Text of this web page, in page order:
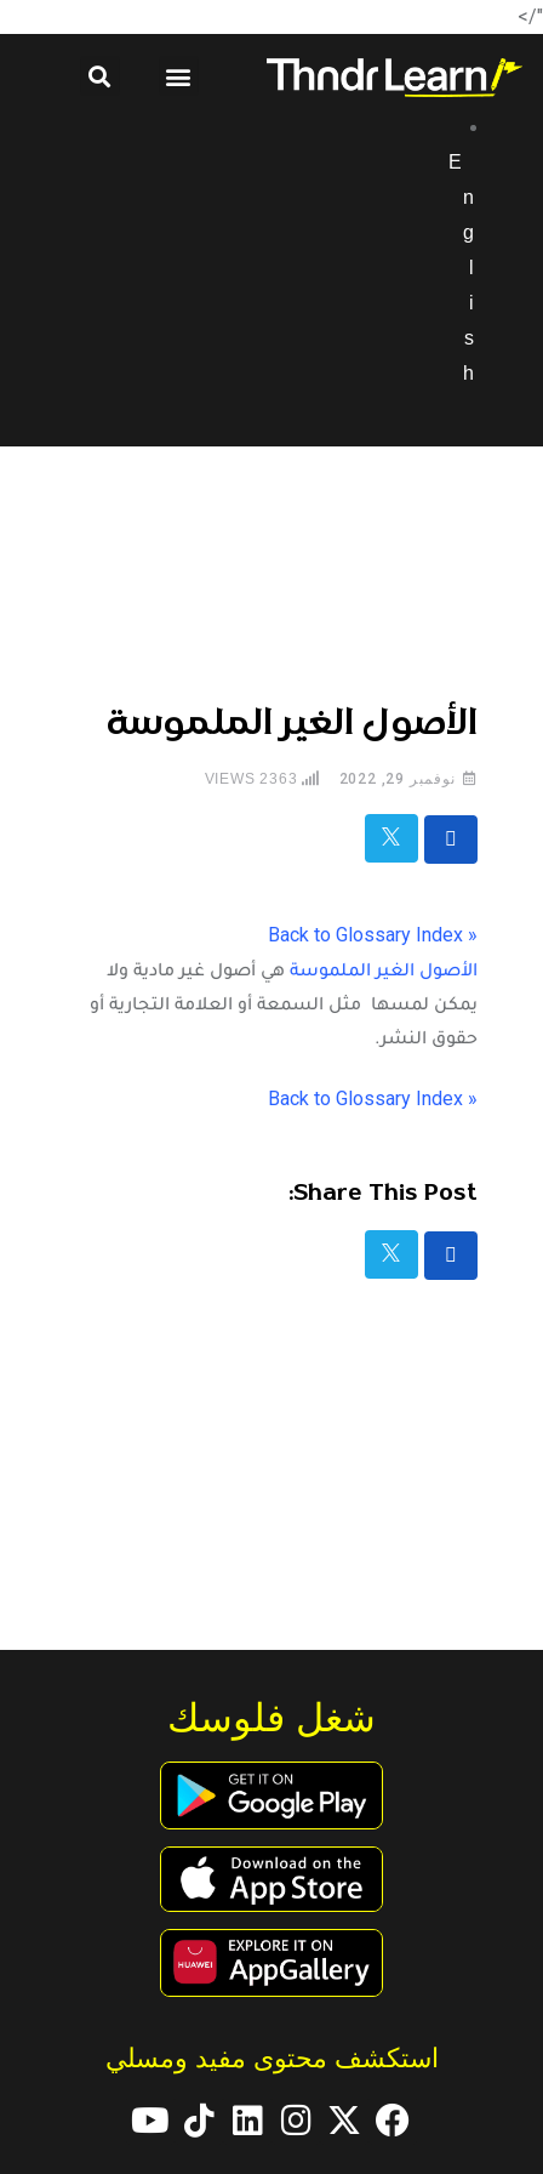
"/>
E
n
g
i
s
h
الأصول الغير الملموسة
نوفمبر 29, 2022 2363
VIEWS
« Back to Glossary Index
الأصول الغير الملموسة هي أصول غير مادية ولا
يمكن لمسها مثل السمعة أو العلامة التجارية أو
حقوق النشر.
« Back to Glossary Index
Share This Post:
شغل فلوسك
استكشف محتوى مفيد ومسلي